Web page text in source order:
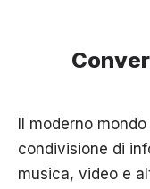
Il moderno
condivisione di
musica, video e